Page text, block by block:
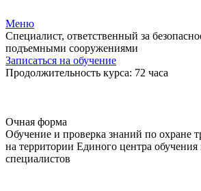
Меню
Специалист, ответственный за
подъемными сооружениями
Записаться на обучение
Продолжительность курса: 72 часа
Очная форма
Обучение и проверка знаний по охране
на территории Единого центра обучения
специалистов